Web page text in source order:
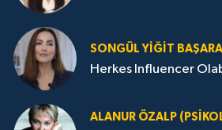
SONGÜL YIĞIT
Herkes Influencer
ALANUR ÖZALP